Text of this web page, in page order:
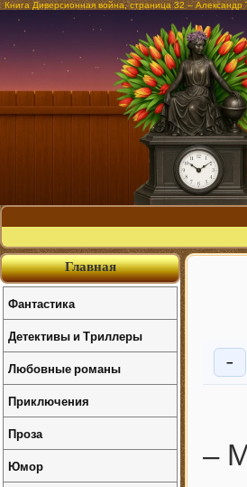
Книга Диверсионная война, страница 32 – Александр
−
–
Главная
Фантастика
Детективы и Триллеры
Любовные романы
Приключения
Проза
Юмор